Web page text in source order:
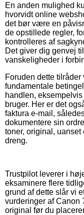
En anden mulighed
hvorvidt online
det bør være en
de opstillede regler,
kontrolleres af
Det giver dig genvej
vanskeligheder i
Foruden dette
fundamentale
handlen,
bruger. Her er det
faktura e-mail,
dokumentere sin
toner, original,
dreng.
Trustpilot leverer i
eksaminere flere
grund af dette slår vi
vurderinger af Canon
original før du